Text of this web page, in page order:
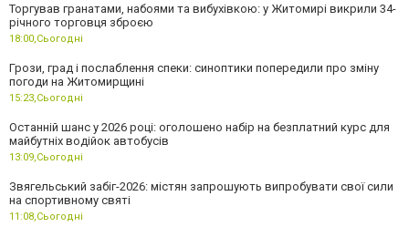
Торгував гранатами, набоями та вибухівкою: у Житомирі викрили 34-
річного торговця зброєю
18:00, Сьогодні
Грози, град і послаблення спеки: синоптики попередили про зміну
погоди на Житомирщині
15:23, Сьогодні
Останній шанс у 2026 році: оголошено набір на безплатний курс для
майбутніх водійок автобусів
13:09, Сьогодні
Звягельський забіг-2026: містян запрошують випробувати свої сили
на спортивному святі
11:08, Сьогодні